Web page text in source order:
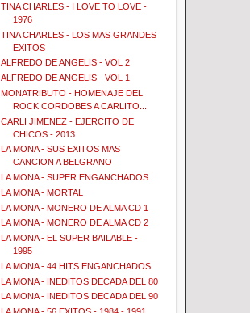
TINA CHARLES - I LOVE TO LOVE -
1976
TINA CHARLES - LOS MAS GRANDES
EXITOS
ALFREDO DE ANGELIS - VOL 2
ALFREDO DE ANGELIS - VOL 1
MONATRIBUTO - HOMENAJE DEL
ROCK CORDOBES A CARLITO...
CARLI JIMENEZ - EJERCITO DE
CHICOS - 2013
LA MONA - SUS EXITOS MAS
CANCION A BELGRANO
LA MONA - SUPER ENGANCHADOS
LA MONA - MORTAL
LA MONA - MONERO DE ALMA CD 1
LA MONA - MONERO DE ALMA CD 2
LA MONA - EL SUPER BAILABLE -
1995
LA MONA - 44 HITS ENGANCHADOS
LA MONA - INEDITOS DECADA DEL 80
LA MONA - INEDITOS DECADA DEL 90